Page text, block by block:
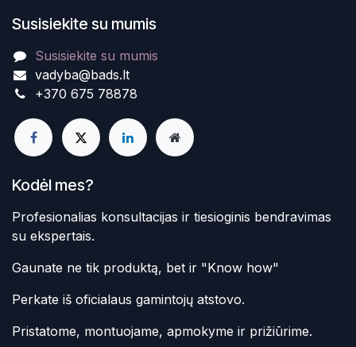
Susisiekite su mumis
Susisiekite su mumis
vadyba@bads.lt
+370 675 78878
Kodėl mes?
Profesionalias konsultacijas ir tiesioginis bendravimas
su ekspertais.
Gaunate ne tik produktą, bet ir "Know how"
Perkate iš oficialaus gamintojų atstovo.
Pristatome, montuojame, apmokyme ir prižiūrime.